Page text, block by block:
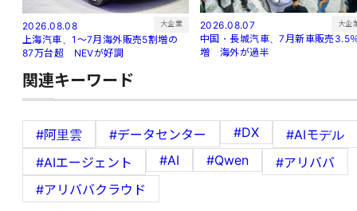
2026.08.08 大企業
上海汽車、1～7月海外販売5割増の
87万台超 NEVが好調
2026.08.07 大企
中国・長城汽車、7月新車販売3.5
増 海外が過半
関連キーワード
#阿里雲 #データセンター #DX
#AIモデル
#AIエージェント
#AI #Qwen
#アリババ
#アリババクラウド